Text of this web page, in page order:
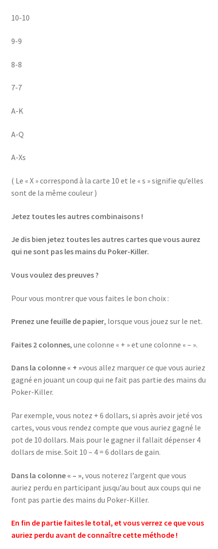
10-10
9-9
8-8
7-7
A-K
A-Q
A-Xs
( Le « X » correspond à la carte 10 et le « s » signifie qu’elles
sont de la même couleur )
Jetez toutes les autres combinaisons !
Je dis bien jetez toutes les autres cartes que vous aurez
qui ne sont pas les mains du Poker-Killer.
Vous voulez des preuves ?
Pour vous montrer que vous faites le bon choix :
Prenez une feuille de papier, lorsque vous jouez sur le net.
Faites 2 colonnes, une colonne « + » et une colonne « – ».
Dans la colonne « + »vous allez marquer ce que vous auriez
gagné en jouant un coup qui ne fait pas partie des mains du
Poker-Killer.
Par exemple, vous notez + 6 dollars, si après avoir jeté vos
cartes, vous vous rendez compte que vous auriez gagné le
pot de 10 dollars. Mais pour le gagner il fallait dépenser 4
dollars de mise. Soit 10 – 4 = 6 dollars de gain.
Dans la colonne « – », vous noterez l’argent que vous
auriez perdu en participant jusqu’au bout aux coups qui ne
font pas partie des mains du Poker-Killer.
En fin de partie faites le total, et vous verrez ce que vous
auriez perdu avant de connaître cette méthode !